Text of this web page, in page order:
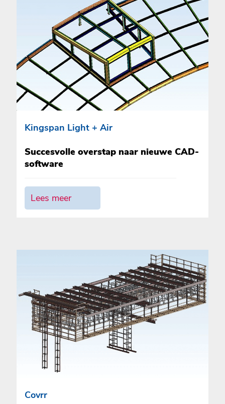
Kingspan Light + Air
Succesvolle overstap naar nieuwe CAD-
software
Lees meer
Covrr